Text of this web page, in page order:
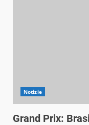
Notizie
Grand Prix: